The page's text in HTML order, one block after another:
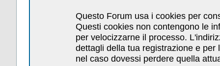
Questo Forum usa i cookies per
Questi cookies non contengono le
per velocizzarne il processo.
dettagli della tua registrazione e
nel caso dovessi perdere quella